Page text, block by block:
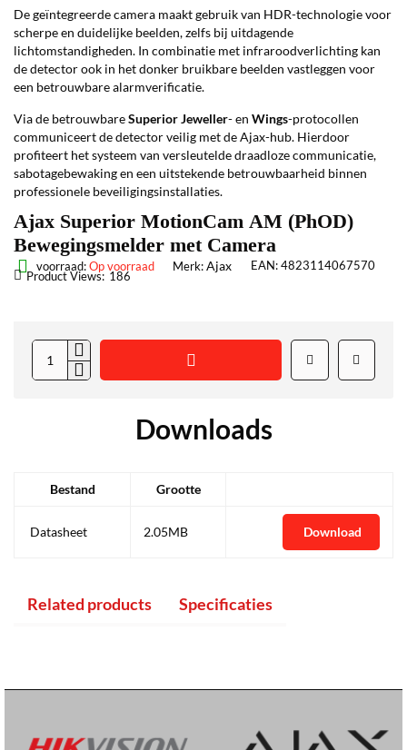
De geïntegreerde camera maakt gebruik van HDR-technologie voor
scherpe en duidelijke beelden, zelfs bij uitdagende
lichtomstandigheden. In combinatie met infraroodverlichting kan
de detector ook in het donker bruikbare beelden vastleggen voor
een betrouwbare alarmverificatie.
Via de betrouwbareSuperior Jeweller- en Wings-protocollen
communiceert de detector veilig met de Ajax-hub. Hierdoor
profiteert het systeem van versleutelde draadloze communicatie,
sabotagebewaking en een uitstekende betrouwbaarheid binnen
professionele beveiligingsinstallaties.
Ajax Superior MotionCam AM (PhOD)
Bewegingsmelder met Camera
voorraad:Op voorraad Merk: Ajax EAN: 4823114067570
Product Views: 186
Downloads
Bestand Grootte
Datasheet 2.05MB Download
Related products Specificaties